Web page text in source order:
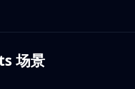
场景